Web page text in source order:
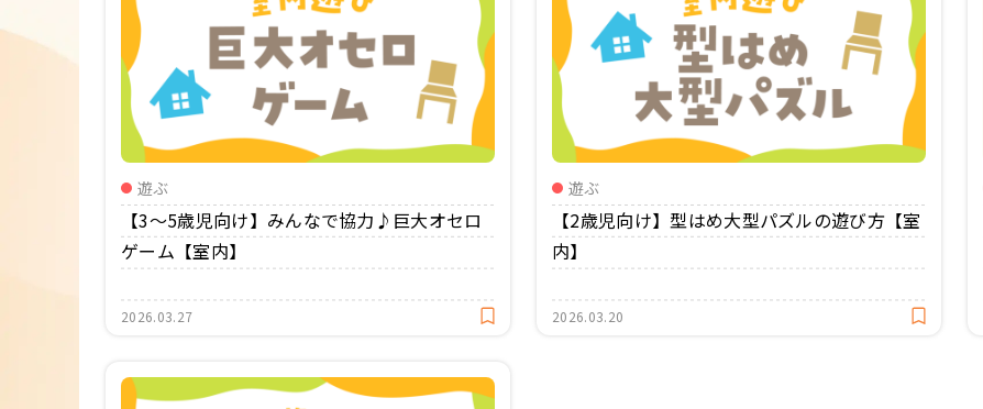
遊ぶ
【3〜5歳児向け】みんなで協力♪巨大オセロ
ゲーム【室内】
2026.03.27
遊ぶ
【2歳児向け】型はめ大型パズルの遊び方【室
内】
2026.03.20